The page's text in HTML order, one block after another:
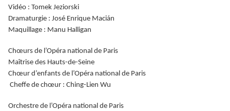
Vidéo : Tomek Jeziorski
Dramaturgie : José Enrique Macián
Maquillage : Manu Halligan
Chœurs de l’Opéra national de Paris
Maîtrise des Hauts-de-Seine
Chœur d’enfants de l’Opéra national de Paris
Cheffe de chœur : Ching-Lien Wu
Orchestre de l’Opéra national de Paris